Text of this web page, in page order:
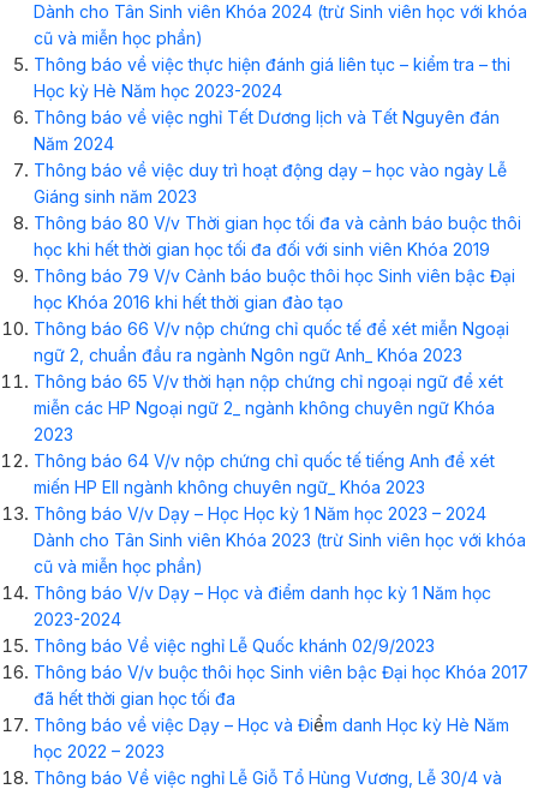
Dành cho Tân Sinh viên Khóa 2024 (trừ Sinh viên học với khóa
cũ và miễn học phần)
Thông báo về việc thực hiện đánh giá liên tục – kiểm tra – thi
Học kỳ Hè Năm học 2023-2024
Thông báo về việc nghỉ Tết Dương lịch và Tết Nguyên đán
Năm 2024
Thông báo về việc duy trì hoạt động dạy – học vào ngày Lễ
Giáng sinh năm 2023
Thông báo 80 V/v Thời gian học tối đa và cảnh báo buộc thôi
học khi hết thời gian học tối đa đối với sinh viên Khóa 2019
Thông báo 79 V/v Cảnh báo buộc thôi học Sinh viên bậc Đại
học Khóa 2016 khi hết thời gian đào tạo
Thông báo 66 V/v nộp chứng chỉ quốc tế để xét miễn Ngoại
ngữ 2, chuẩn đầu ra ngành Ngôn ngữ Anh_ Khóa 2023
Thông báo 65 V/v thời hạn nộp chứng chỉ ngoại ngữ để xét
miễn các HP Ngoại ngữ 2_ ngành không chuyên ngữ Khóa
2023
Thông báo 64 V/v nộp chứng chỉ quốc tế tiếng Anh để xét
miến HP EII ngành không chuyên ngữ_ Khóa 2023
Thông báo V/v Dạy – Học Học kỳ 1 Năm học 2023 – 2024
Dành cho Tân Sinh viên Khóa 2023 (trừ Sinh viên học với khóa
cũ và miễn học phần)
Thông báo V/v Dạy – Học và điểm danh học kỳ 1 Năm học
2023-2024
Thông báo Về việc nghỉ Lễ Quốc khánh 02/9/2023
Thông báo V/v buộc thôi học Sinh viên bậc Đại học Khóa 2017
đã hết thời gian học tối đa
Thông báo về việc Dạy – Học và Điểm danh Học kỳ Hè Năm
học 2022 – 2023
Thông báo Về việc nghỉ Lễ Giỗ Tổ Hùng Vương, Lễ 30/4 và